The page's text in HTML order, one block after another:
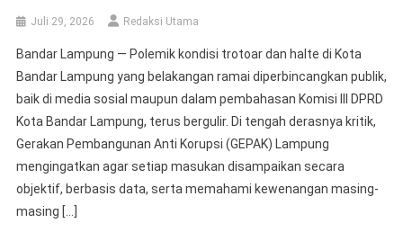
Juli 29, 2026 Redaksi Utama
Bandar Lampung — Polemik kondisi trotoar dan halte di Kota
Bandar Lampung yang belakangan ramai diperbincangkan publik,
baik di media sosial maupun dalam pembahasan Komisi III DPRD
Kota Bandar Lampung, terus bergulir. Di tengah derasnya kritik,
Gerakan Pembangunan Anti Korupsi (GEPAK) Lampung
mengingatkan agar setiap masukan disampaikan secara
objektif, berbasis data, serta memahami kewenangan masing-
masing […]